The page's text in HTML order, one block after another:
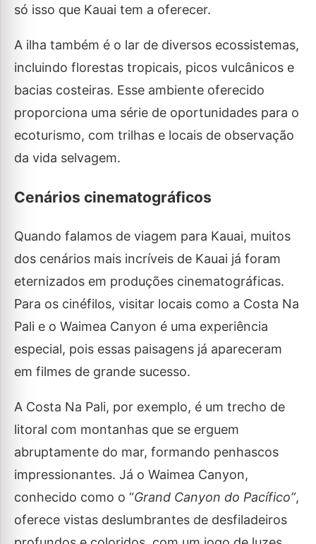
só isso que Kauai tem a oferecer.
A ilha também é o lar de diversos ecossistemas,
incluindo florestas tropicais, picos vulcânicos e
bacias costeiras. Esse ambiente oferecido
proporciona uma série de oportunidades para o
ecoturismo, com trilhas e locais de observação
da vida selvagem.
Cenários cinematográficos
Quando falamos de viagem para Kauai, muitos
dos cenários mais incríveis de Kauai já foram
eternizados em produções cinematográficas.
Para os cinéfilos, visitar locais como a Costa Na
Pali e o Waimea Canyon é uma experiência
especial, pois essas paisagens já apareceram
em filmes de grande sucesso.
A Costa Na Pali, por exemplo, é um trecho de
litoral com montanhas que se erguem
abruptamente do mar, formando penhascos
impressionantes. Já o Waimea Canyon,
conhecido como o “Grand Canyon do Pacífico”,
oferece vistas deslumbrantes de desfiladeiros